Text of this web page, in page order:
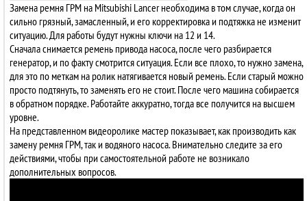
Замена ремня ГРМ на Mitsubishi Lancer необходима в том случае, когда он
сильно грязный, замасленный, и его корректировка и подтяжка не изменит
ситуацию. Для работы будут нужны ключи на 12 и 14.
Сначала снимается ремень привода насоса, после чего разбирается
генератор, и по факту смотрится ситуация. Если все плохо, то нужно замена,
для это по меткам на ролик натягивается новый ремень. Если старый можно
просто подтянуть, то заменять его не стоит. После чего машина собирается
в обратном порядке. Работайте аккуратно, тогда все получится на высшем
уровне.
На представленном видеоролике мастер показывает, как производить как
замену ремня ГРМ, так и водяного насоса. Внимательно следите за его
действиями, чтобы при самостоятельной работе не возникало
дополнительных вопросов.